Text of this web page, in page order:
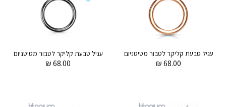
עגיל טבעת קליקר לטבור מטיטניום וציפוי זהב רוז 1.6 ממ
68.00
₪
68.00
₪